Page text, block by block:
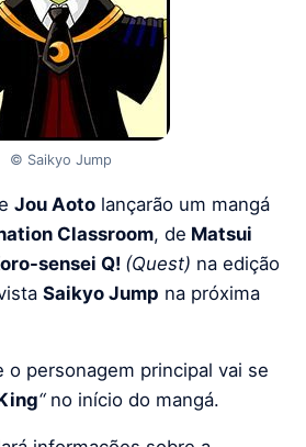
© Saikyo Jump
Jou Aoto lançarão um mangá
Classroom, de Matsui
sensei Q! (Quest) na edição
Saikyo Jump na próxima
o personagem principal vai se
“no início do mangá.